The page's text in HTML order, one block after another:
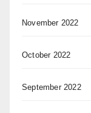
November 2022
October 2022
September 2022